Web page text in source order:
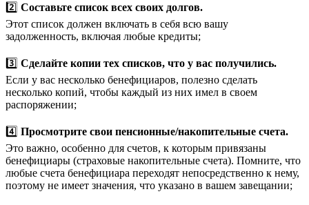
2️⃣ Составьте список всех своих долгов.
Этот список должен включать в себя всю вашу
задолженность, включая любые кредиты;
3️⃣ Сделайте копии тех списков, что у вас получились.
Если у вас несколько бенефициаров, полезно сделать
несколько копий, чтобы каждый из них имел в своем
распоряжении;
4️⃣ Просмотрите свои пенсионные/накопительные счета.
Это важно, особенно для счетов, к которым привязаны
бенефициары (страховые накопительные счета). Помните, что
любые счета бенефициара переходят непосредственно к нему,
поэтому не имеет значения, что указано в вашем завещании;